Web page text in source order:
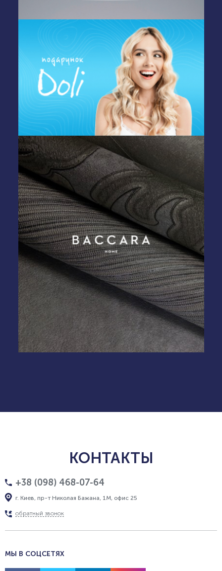
КОНТАКТЫ
+38 (098) 468-07-64
г. Киев, пр-т Николая Бажана, 1М, офис 25
обратный звонок
МЫ В СОЦСЕТЯХ